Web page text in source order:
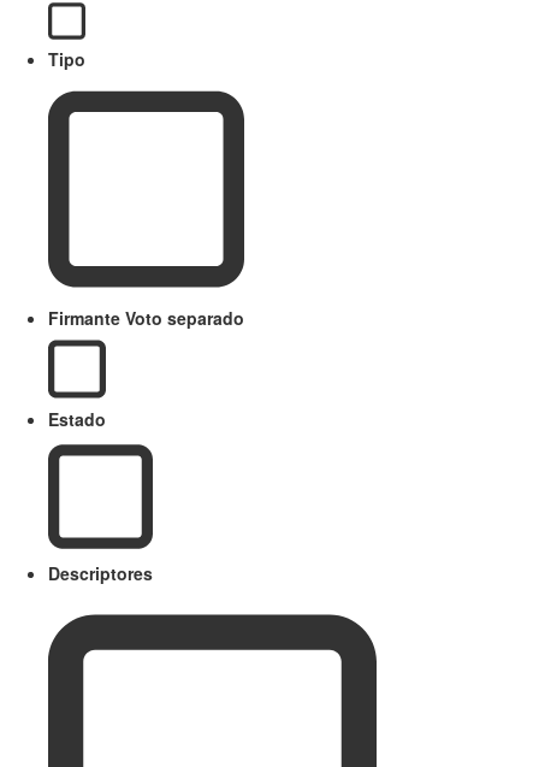
Tipo
Firmante Voto separado
Estado
Descriptores